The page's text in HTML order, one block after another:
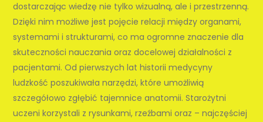
dostarczając wiedzę nie tylko wizualną, ale i przestrzenną.
Dzięki nim możliwe jest pojęcie relacji między organami,
systemami i strukturami, co ma ogromne znaczenie dla
skuteczności nauczania oraz docelowej działalności z
pacjentami. Od pierwszych lat historii medycyny
ludzkość poszukiwała narzędzi, które umożliwią
szczegółowo zgłębić tajemnice anatomii. Starożytni
uczeni korzystali z rysunkami, rzeźbami oraz – najczęściej